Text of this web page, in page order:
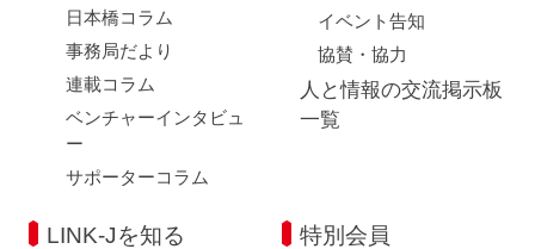
日本橋コラム
事務局だより
連載コラム
ベンチャーインタビュ
ー
サポーターコラム
イベント告知
協賛・協力
人と情報の交流掲示板
一覧
LINK-Jを知る 特別会員